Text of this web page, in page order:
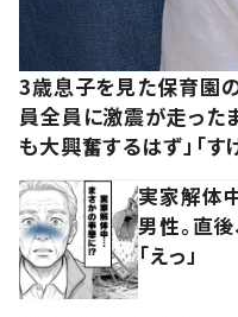
3歳息子を見た保育園
員全員に激震が走った
も大興奮するはず」「すげ
実家解体
男性。直
「えっ」